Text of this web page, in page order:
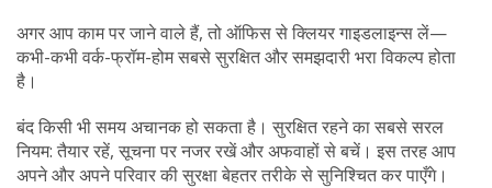
अगर आप काम पर जाने वाले हैं, तो ऑफिस से क्लियर गाइडलाइन्स लें—
कभी-कभी वर्क-फ्रॉम-होम सबसे सुरक्षित और समझदारी भरा विकल्प होता
है।
बंद किसी भी समय अचानक हो सकता है। सुरक्षित रहने का सबसे सरल
नियम: तैयार रहें, सूचना पर नजर रखें और अफवाहों से बचें। इस तरह आप
अपने और अपने परिवार की सुरक्षा बेहतर तरीके से सुनिश्चित कर पाएँगे।